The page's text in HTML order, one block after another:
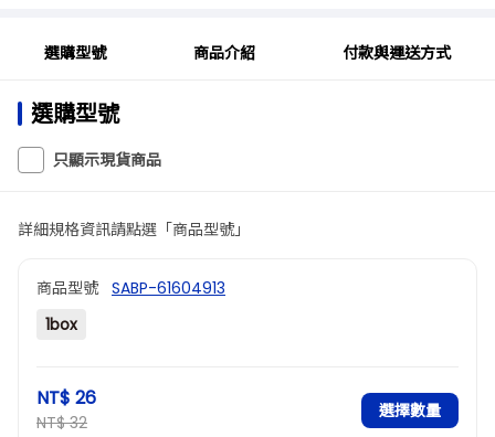
選購型號
商品介紹 付款與運送方式
選購型號
只顯示現貨商品
詳細規格資訊請點選「商品型號」
商品型號 SABP-61604913
1box
NT$ 26
NT$ 32
選擇數量